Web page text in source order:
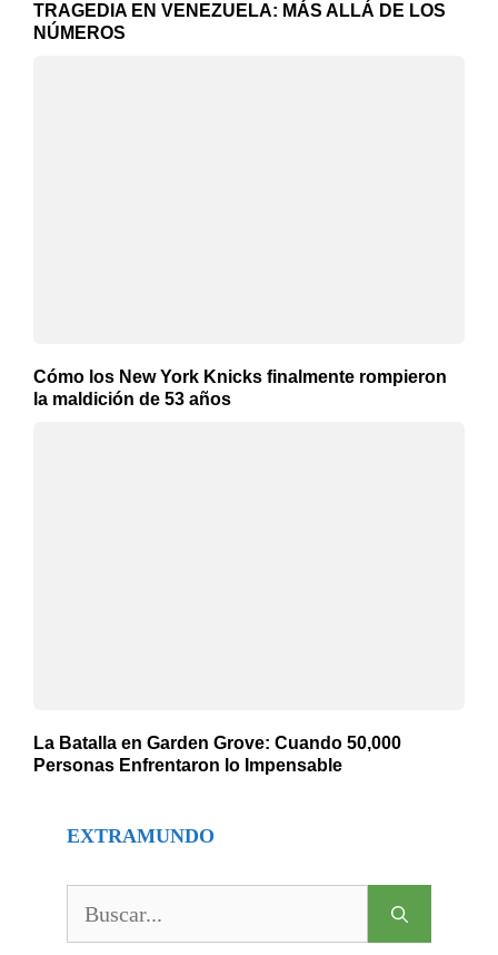
TRAGEDIA EN VENEZUELA: MÁS ALLÁ DE LOS
NÚMEROS
Cómo los New York Knicks finalmente rompieron
la maldición de 53 años
La Batalla en Garden Grove: Cuando 50,000
Personas Enfrentaron lo Impensable
EXTRAMUNDO